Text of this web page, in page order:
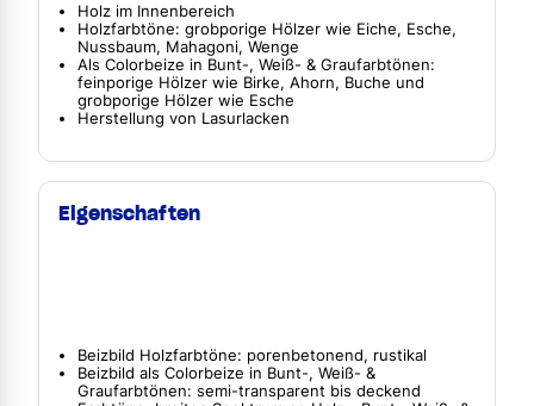
Holz im Innenbereich
Holzfarbtöne: grobporige Hölzer wie Eiche, Esche,
Nussbaum, Mahagoni, Wenge
Als Colorbeize in Bunt-, Weiß- & Graufarbtönen:
feinporige Hölzer wie Birke, Ahorn, Buche und
grobporige Hölzer wie Esche
Herstellung von Lasurlacken
Eigenschaften
Beizbild Holzfarbtöne: porenbetonend, rustikal
Beizbild als Colorbeize in Bunt-, Weiß- &
Graufarbtönen: semi-transparent bis deckend